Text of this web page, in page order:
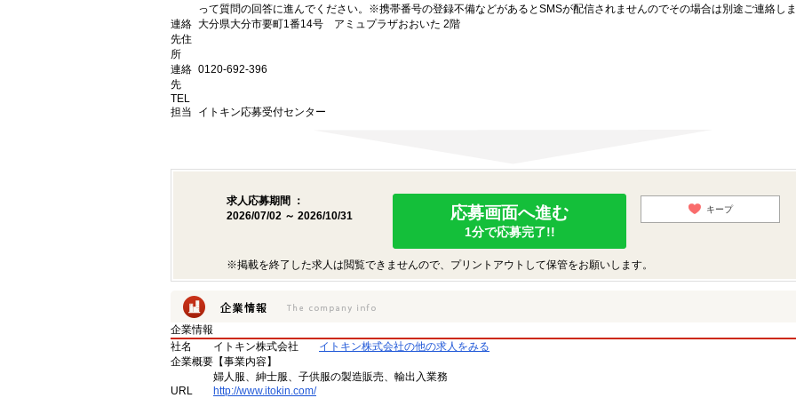
って質問の回答に進んでください。※携帯番号の登録不備などがあるとSMSが配信されませんのでその場合は別途ご連絡し
連絡
先住
所
大分県大分市要町1番14号 アミュプラザおおいた 2階
連絡
先
TEL
0120-692-396
担当 イトキン応募受付センター
求人応募期間 ：
2026/07/02 ～ 2026/10/31
応募画面へ進む
1分で応募完了!!
キープ
※掲載を終了した求人は閲覧できませんので、プリントアウトして保管をお願いします。
企業情報
社名
イトキン株式会社
イトキン株式会社の他の求人をみる
企業概要 【事業内容】
婦人服、紳士服、子供服の製造販売、輸出入業務
URL
http://www.itokin.com/